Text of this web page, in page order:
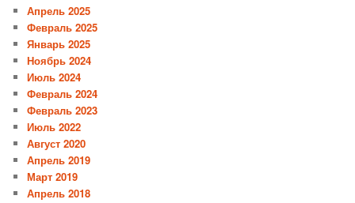
Апрель 2025
Февраль 2025
Январь 2025
Ноябрь 2024
Июль 2024
Февраль 2024
Февраль 2023
Июль 2022
Август 2020
Апрель 2019
Март 2019
Апрель 2018